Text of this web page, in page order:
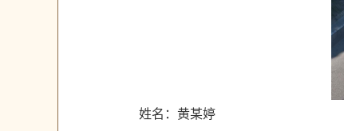
姓名：黄某婷